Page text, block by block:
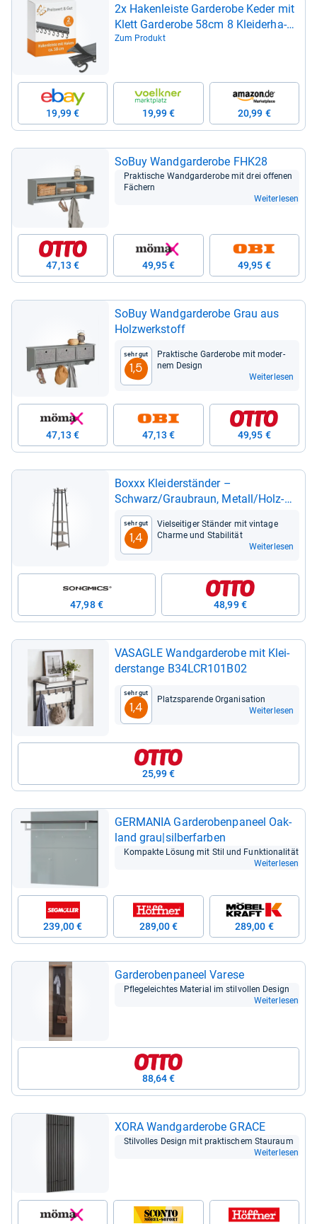
2x Haken­leiste Gar­de­robe Keder mit
Klett Gar­de­robe 58cm 8 Klei­der­ha­
ken Wohn­wa­gen
Zum Produkt
19,99 € 19,99 € 20,99 €
SoBuy Wand­gar­de­robe FHK28
Prak­ti­sche Wand­gar­de­robe mit drei offe­nen
Fächern
Weiterlesen
47,13 € 49,95 € 49,95 €
SoBuy Wand­gar­de­robe Grau aus
Holz­werk­stoff
Sehr gut
1,5
Prak­ti­sche Gar­de­robe mit moder­
nem Design
Weiterlesen
47,13 € 47,13 € 49,95 €
Boxxx Klei­der­stän­der –
Schwarz/Grau­braun, Metall/Holz­
werk­stoff
Sehr gut
1,4
Viel­sei­ti­ger Stän­der mit vin­tage
Charme und Sta­bi­li­tät
Weiterlesen
47,98 € 48,99 €
VASA­GLE Wand­gar­de­robe mit Klei­
der­stange B34LCR101B02
Sehr gut
1,4
Platz­spa­rende Orga­ni­sa­tion
Weiterlesen
25,99 €
GER­MA­NIA Gar­de­ro­ben­pa­neel Oak­
land grau|sil­ber­far­ben
Kom­pakte Lösung mit Stil und Funk­tio­na­li­tät
Weiterlesen
239,00 € 289,00 € 289,00 €
Gar­de­ro­ben­pa­neel Varese
Pfle­ge­leich­tes Mate­rial im stil­vol­len Design
Weiterlesen
88,64 €
XORA Wand­gar­de­robe GRACE
Stil­vol­les Design mit prak­ti­schem Stau­raum
Weiterlesen